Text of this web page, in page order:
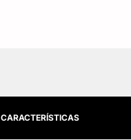
CARACTERÍSTICAS